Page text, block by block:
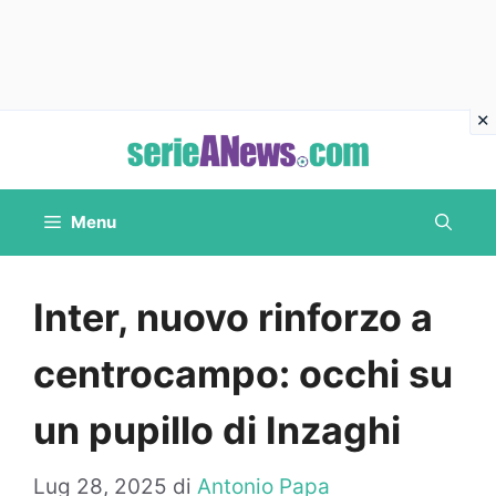
contenuto
Menu
Inter, nuovo rinforzo a
centrocampo: occhi su
un pupillo di Inzaghi
Lug 28, 2025 di Antonio Papa